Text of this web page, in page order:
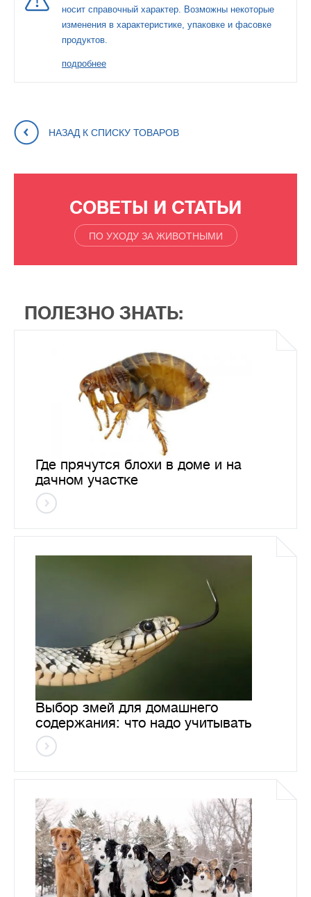
носит справочный характер. Возможны некоторые
изменения в характеристике, упаковке и фасовке
продуктов.
подробнее
НАЗАД К СПИСКУ ТОВАРОВ
СОВЕТЫ И СТАТЬИ
ПО УХОДУ ЗА ЖИВОТНЫМИ
ПОЛЕЗНО ЗНАТЬ:
Где прячутся блохи в доме и на
дачном участке
Выбор змей для домашнего
содержания: что надо учитывать